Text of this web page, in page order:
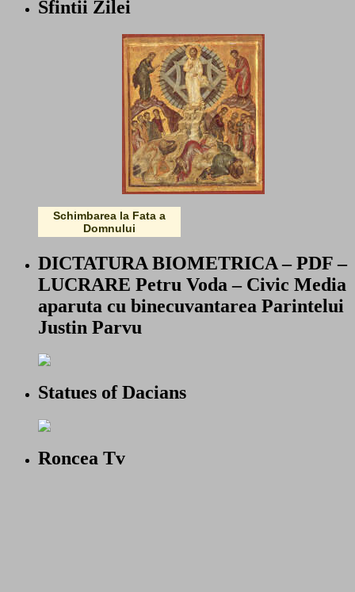
Sfintii Zilei
Schimbarea la Fata a
Domnului
DICTATURA BIOMETRICA – PDF –
LUCRARE Petru Voda – Civic Media
aparuta cu binecuvantarea Parintelui
Justin Parvu
Statues of Dacians
Roncea Tv